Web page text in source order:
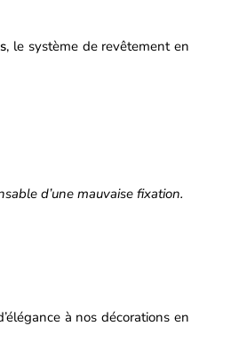
, le système de revêtement en
d’une mauvaise fixation.
à nos décorations en